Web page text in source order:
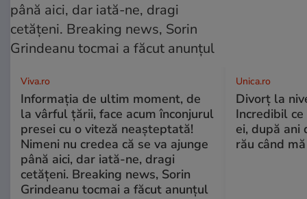
Viva.ro
Informația de ultim moment, de
la vârful țării, face acum înconjurul
presei cu o viteză neașteptată!
Nimeni nu credea că se va ajunge
până aici, dar iată-ne, dragi
cetățeni. Breaking news, Sorin
Grindeanu tocmai a făcut anunțul
Unica.ro
Divorț la
Incredibil
ei, după ani
rău când